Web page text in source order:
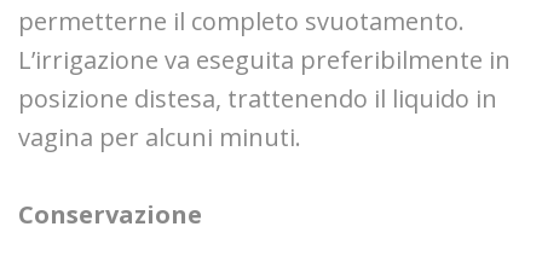
permetterne il completo svuotamento.
L’irrigazione va eseguita preferibilmente in
posizione distesa, trattenendo il liquido in
vagina per alcuni minuti.
Conservazione